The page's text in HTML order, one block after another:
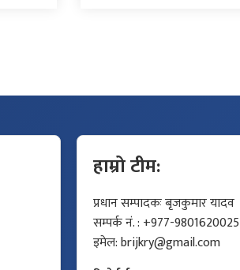
हाम्रो टीम:
प्रधान सम्पादकः बृजकुमार यादव
सम्पर्क नं. : +977-9801620025
इमेल:brijkry@gmail.com